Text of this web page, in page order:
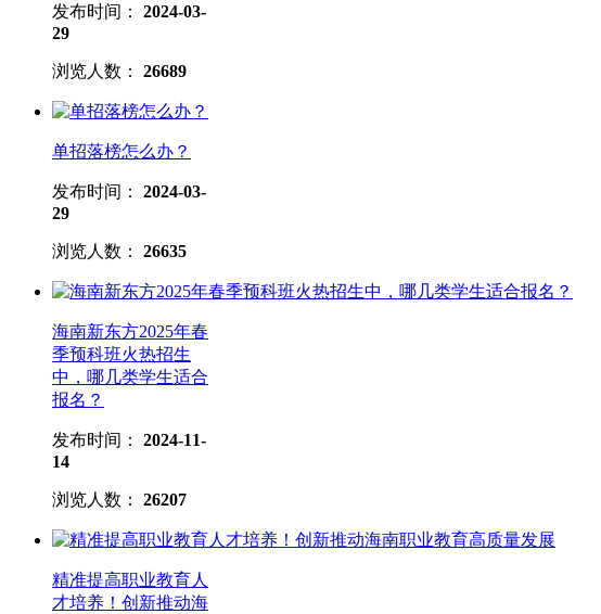
发布时间： 2024-03-
29
浏览人数： 26689
单招落榜怎么办？
发布时间： 2024-03-
29
浏览人数： 26635
海南新东方2025年春
季预科班火热招生
中，哪几类学生适合
报名？
发布时间： 2024-11-
14
浏览人数： 26207
精准提高职业教育人
才培养！创新推动海